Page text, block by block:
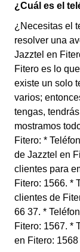
¿Cuál es el
¿Necesitas el
resolver una
Jazztel en
Fitero es lo
existe un solo
varios;
tengas,
mostramos
Fitero: *
de Jazztel en
clientes para
Fitero: 1566. *
clientes de
66 37. *
Fitero: 1567. *
en Fitero: 1568